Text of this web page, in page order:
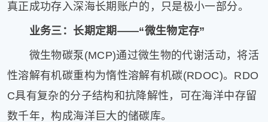
真正成功存入深海长期账户的，只是极小一部分。
业务三：长期定期——“微生物定存”
微生物碳泵(MCP)通过微生物的代谢活动，将活
性溶解有机碳重构为惰性溶解有机碳(RDOC)。RDO
C具有复杂的分子结构和抗降解性，可在海洋中存留
数千年，构成海洋巨大的储碳库。